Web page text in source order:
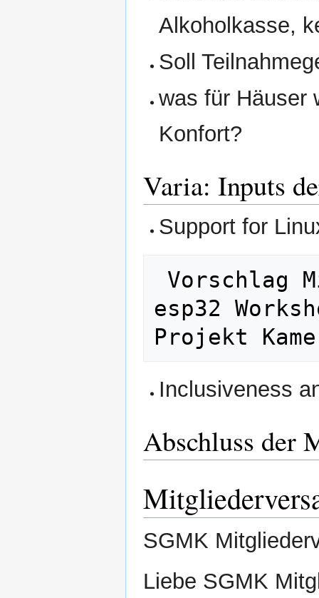
Alkoholkasse,
Soll
was für Häuser
Konfort?
Varia: Inputs
Support for
esp32
Inclusiveness
Abschluss der
SGMK
Liebe SGMK